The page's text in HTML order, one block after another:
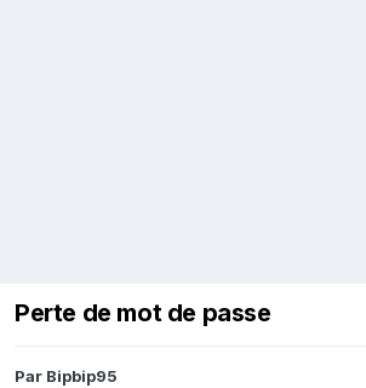
Perte de mot de passe
Par Bipbip95